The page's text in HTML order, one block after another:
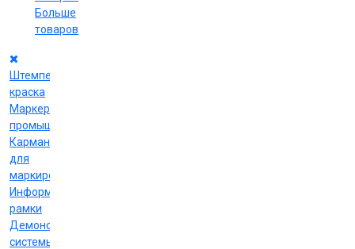
Больше
товаров
Штемпельная
краска
Маркеры
промышленные
Карманы
для
маркировки
Информационные
рамки
Демонстрационные
системы